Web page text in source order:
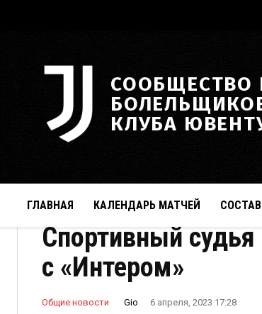
СООБЩЕСТВО
КЛУБА
ГЛАВНАЯ КАЛЕНДАРЬ МАТЧЕЙ
Спортивный судья
с «Интером»
Общие новости Gio 6 апреля, 2023 17:28